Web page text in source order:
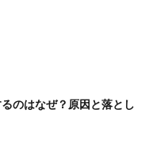
のはなぜ？原因と落とし